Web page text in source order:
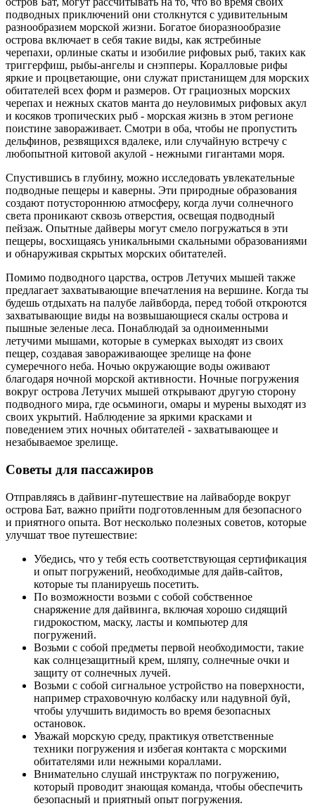
подводных приключений они столкнутся с удивительным
разнообразием морской жизни. Богатое биоразнообразие
острова включает в себя такие виды, как ястребиные
черепахи, орлиные скаты и изобилие рифовых рыб, таких как
триггерфиш, рыбы-ангелы и снэпперы. Коралловые рифы
яркие и процветающие, они служат пристанищем для морских
обитателей всех форм и размеров. От грациозных морских
черепах и нежных скатов манта до неуловимых рифовых акул
и косяков тропических рыб - морская жизнь в этом регионе
поистине завораживает. Смотри в оба, чтобы не пропустить
дельфинов, резвящихся вдалеке, или случайную встречу с
любопытной китовой акулой - нежными гигантами моря.
Спустившись в глубину, можно исследовать увлекательные
подводные пещеры и каверны. Эти природные образования
создают потустороннюю атмосферу, когда лучи солнечного
света проникают сквозь отверстия, освещая подводный
пейзаж. Опытные дайверы могут смело погружаться в эти
пещеры, восхищаясь уникальными скальными образованиями
и обнаруживая скрытых морских обитателей.
Помимо подводного царства, остров Летучих мышей также
предлагает захватывающие впечатления на вершине. Когда ты
будешь отдыхать на палубе лайвборда, перед тобой откроются
захватывающие виды на возвышающиеся скалы острова и
пышные зеленые леса. Понаблюдай за одноименными
летучими мышами, которые в сумерках выходят из своих
пещер, создавая завораживающее зрелище на фоне
сумеречного неба. Ночью окружающие воды оживают
благодаря ночной морской активности. Ночные погружения
вокруг острова Летучих мышей открывают другую сторону
подводного мира, где осьминоги, омары и мурены выходят из
своих укрытий. Наблюдение за яркими красками и
поведением этих ночных обитателей - захватывающее и
незабываемое зрелище.
Советы для пассажиров
Отправляясь в дайвинг-путешествие на лайваборде вокруг
острова Бат, важно прийти подготовленным для безопасного
и приятного опыта. Вот несколько полезных советов, которые
улучшат твое путешествие:
Убедись, что у тебя есть соответствующая сертификация
и опыт погружений, необходимые для дайв-сайтов,
которые ты планируешь посетить.
По возможности возьми с собой собственное
снаряжение для дайвинга, включая хорошо сидящий
гидрокостюм, маску, ласты и компьютер для
погружений.
Возьми с собой предметы первой необходимости, такие
как солнцезащитный крем, шляпу, солнечные очки и
защиту от солнечных лучей.
Возьми с собой сигнальное устройство на поверхности,
например страховочную колбаску или надувной буй,
чтобы улучшить видимость во время безопасных
остановок.
Уважай морскую среду, практикуя ответственные
техники погружения и избегая контакта с морскими
обитателями или нежными кораллами.
Внимательно слушай инструктаж по погружению,
который проводит знающая команда, чтобы обеспечить
безопасный и приятный опыт погружения.